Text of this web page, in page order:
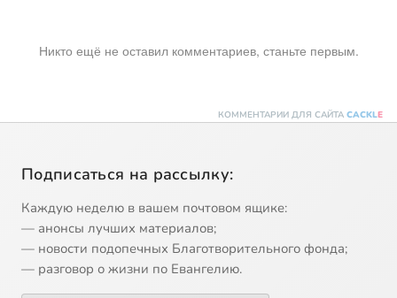
Никто ещё не оставил комментариев, станьте первым.
КОММЕНТАРИИ ДЛЯ САЙТА CACKLE
Подписаться на рассылку:
Каждую неделю в вашем почтовом ящике:
— анонсы лучших материалов;
— новости подопечных Благотворительного фонда;
— разговор о жизни по Евангелию.